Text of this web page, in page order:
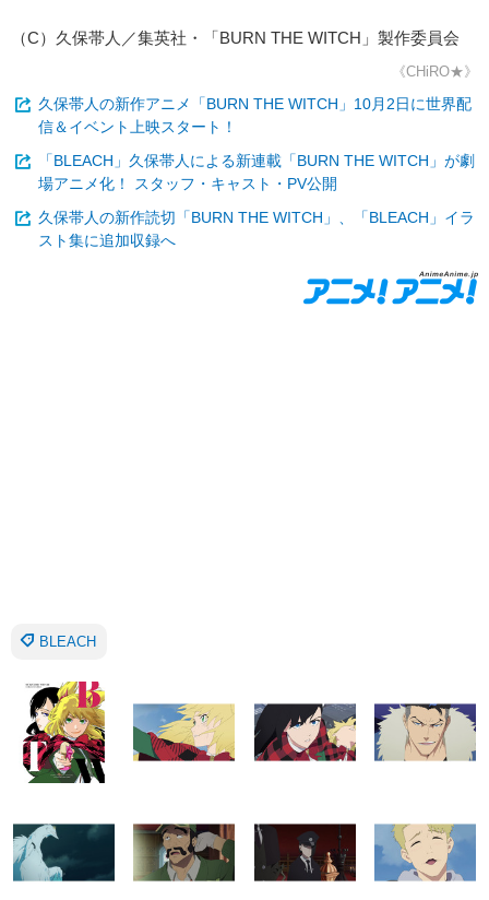
（C）久保帯人／集英社・「BURN THE WITCH」製作委員会
《CHiRO★》
久保帯人の新作アニメ「BURN THE WITCH」10月2日に世界配
信＆イベント上映スタート！
「BLEACH」久保帯人による新連載「BURN THE WITCH」が劇
場アニメ化！ スタッフ・キャスト・PV公開
久保帯人の新作読切「BURN THE WITCH」、「BLEACH」イラ
スト集に追加収録へ
BLEACH